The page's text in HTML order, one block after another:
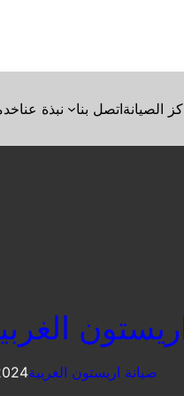
نبذة عنا اتصل بناالصيانة
الغربية
صيانة اريستون الغربية